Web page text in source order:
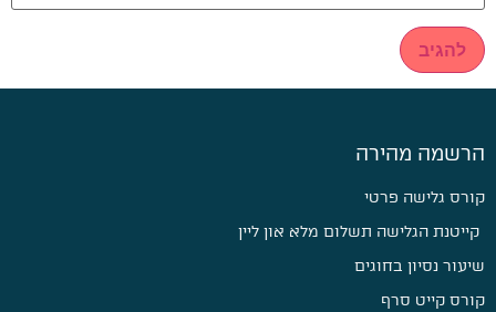
הרשמה מהירה
קורס גלישה פרטי
קייטנת הגלישה תשלום מלא און ליין
שיעור נסיון בחוגים
קורס קייט סרף